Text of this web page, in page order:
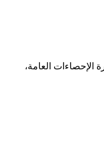
والنشر محفوظة © 2026 دائرة الإحصاءات العامة،